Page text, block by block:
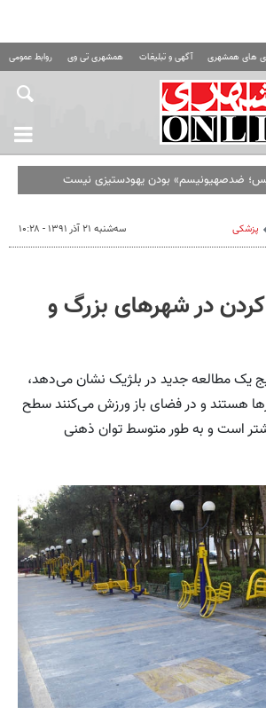
های همشهری آگهی و تبلیغات همشهری تی وی روابط عمومی
ضدصهیونیسم» بودن یهودستیزی نیست
پزشکی سه‌شنبه ۲۱ آذر ۱۳۹۱ - ۱۰:۲۸
در شهرهای بزرگ و
یک مطالعه جدید در بلژیک نشان می‌دهد،
هستند و در فضای باز ورزش می‌کنند سطح
است و به طور متوسط توان ذهنی